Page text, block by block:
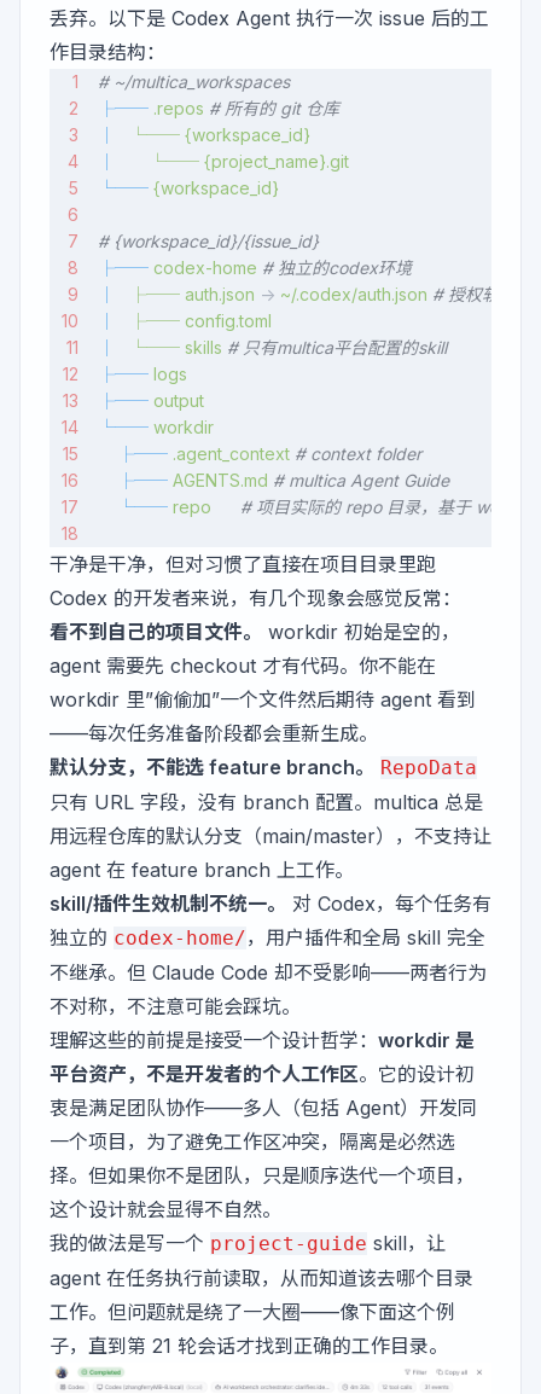
丢弃。以下是 Codex Agent 执行一次 issue 后的工
作目录结构：
# ~/multica_workspaces
├── .repos # 所有的 git 仓库
   └──
{workspace_id}
       └──
{project_name}.git
└── {workspace_id}
# {workspace_id}/{issue_id}
├── codex-home # 独立的codex环境
   ├──
auth.json -> ~/.codex/auth.json # 授权软链
   ├──
config.toml
   └──
skills # 只有multica平台配置的skill
├── logs
├── output
└── workdir
    ├──
.agent_context # context folder
    ├──
AGENTS.md # multica Agent Guide
    └──
repo
# 项目实际的 repo 目录，基于
干净是干净，但对习惯了直接在项目目录里跑
Codex 的开发者来说，有几个现象会感觉反常：
看不到自己的项目文件。
workdir 初始是空的，
agent 需要先 checkout 才有代码。你不能在
workdir 里”偷偷加”一个文件然后期待 agent 看到
——每次任务准备阶段都会重新生成。
默认分支，不能选 feature branch。
RepoData
只有 URL 字段，没有 branch 配置。multica 总是
用远程仓库的默认分支（main/master），不支持让
agent 在 feature branch 上工作。
skill/插件生效机制不统一。
对 Codex，每个任务有
独立的 codex-home/，用户插件和全局 skill 完全
不继承。但 Claude Code 却不受影响——两者行为
不对称，不注意可能会踩坑。
理解这些的前提是接受一个设计哲学： workdir 是
平台资产，不是开发者的个人工作区。它的设计初
衷是满足团队协作——多人（包括 Agent）开发同
一个项目，为了避免工作区冲突，隔离是必然选
择。但如果你不是团队，只是顺序迭代一个项目，
这个设计就会显得不自然。
我的做法是写一个 project-guide skill，让
agent 在任务执行前读取，从而知道该去哪个目录
工作。但问题就是绕了一大圈——像下面这个例
子，直到第 21 轮会话才找到正确的工作目录。